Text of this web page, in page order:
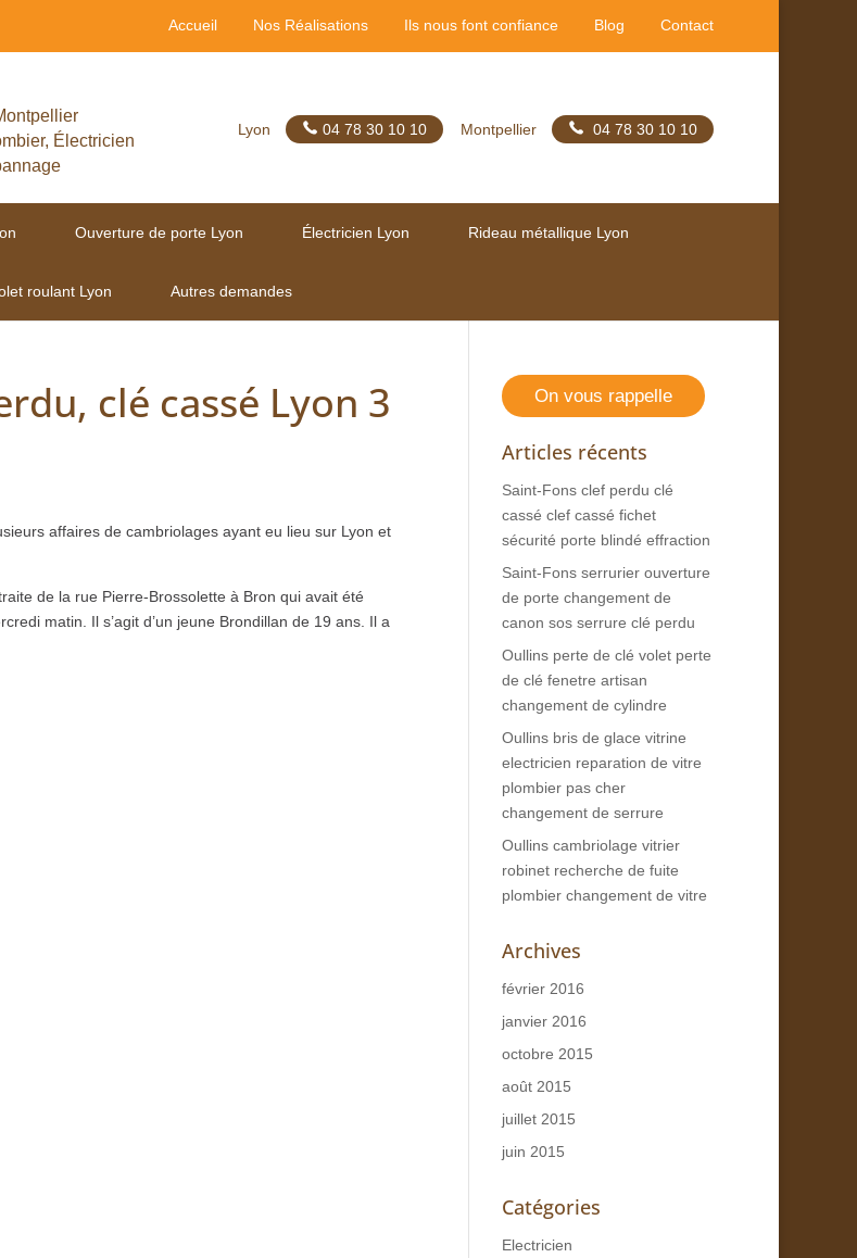
Accueil Nos Réalisations Ils nous font confiance Blog Contact
Lyon 04 78 30 10 10 Montpellier 04 78 30 10 10
Électricien
Ouverture de porte Lyon Électricien Lyon Rideau métallique Lyon
roulant Lyon Autres demandes
clé cassé Lyon 3
affaires de cambriolages ayant eu lieu sur Lyon et
de la rue Pierre-Brossolette à Bron qui avait été
matin. Il s’agit d’un jeune Brondillan de 19 ans. Il a
On vous rappelle
Articles récents
Saint-Fons clef perdu clé
cassé clef cassé fichet
sécurité porte blindé effraction
Saint-Fons serrurier ouverture
de porte changement de
canon sos serrure clé perdu
Oullins perte de clé volet perte
de clé fenetre artisan
changement de cylindre
Oullins bris de glace vitrine
electricien reparation de vitre
plombier pas cher
changement de serrure
Oullins cambriolage vitrier
robinet recherche de fuite
plombier changement de vitre
Archives
février 2016
janvier 2016
octobre 2015
août 2015
juillet 2015
juin 2015
Catégories
Electricien